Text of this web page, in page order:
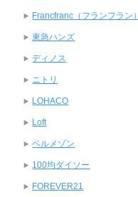
Francfranc（フランフラン）
東急ハンズ
ディノス
ニトリ
LOHACO
Loft
ベルメゾン
100均ダイソー
FOREVER21